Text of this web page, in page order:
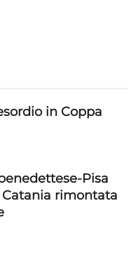
in Coppa
Pisa
rimontata